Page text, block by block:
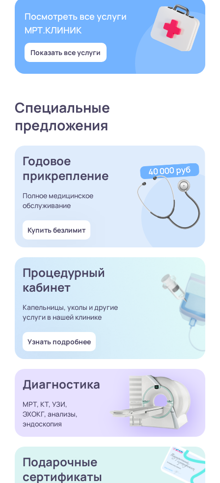
Посмотреть все услуги
МРТ.КЛИНИК
Показать все услуги
Специальные
предложения
Годовое
прикрепление
Полное медицинское
обслуживание
Купить безлимит
Процедурный
кабинет
Капельницы, уколы и другие
услуги в нашей клинике
Узнать подробнее
Диагностика
МРТ, КТ, УЗИ,
ЭХОКГ, анализы,
эндоскопия
Подарочные
сертификаты